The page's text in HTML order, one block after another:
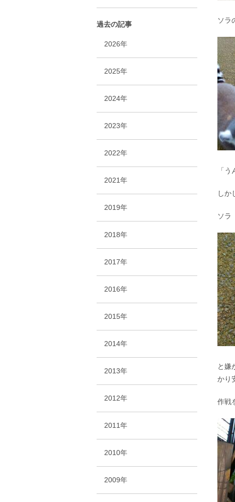
ソラ
「
しか
ソラ
と嫌
かり
作戦
過去の記事
2026年
2025年
2024年
2023年
2022年
2021年
2019年
2018年
2017年
2016年
2015年
2014年
2013年
2012年
2011年
2010年
2009年